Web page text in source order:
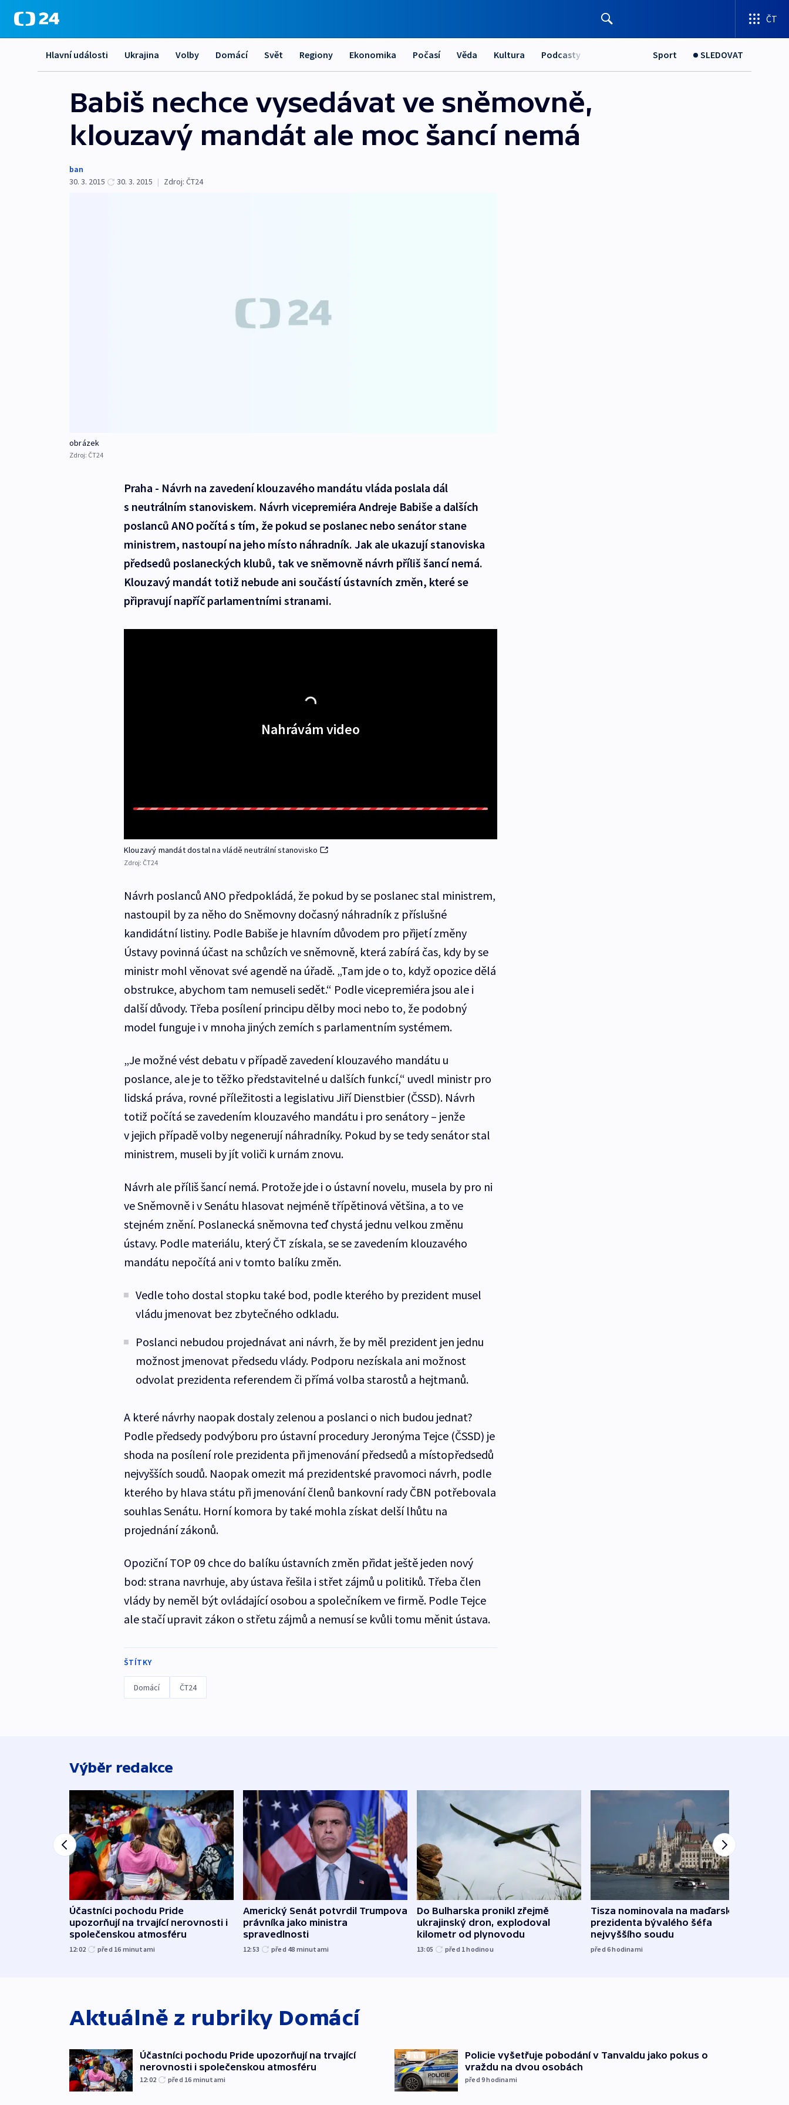
ČT
Hlavní události Ukrajina Volby Domácí Svět Regiony Ekonomika Počasí Věda Kultura Podcasty Sport SLEDOVAT
Babiš nechce vysedávat ve sněmovně,
klouzavý mandát ale moc šancí nemá
ban
30. 3. 2015
30. 3. 2015 | Zdroj: ČT24
obrázek
Zdroj: ČT24
Praha - Návrh na zavedení klouzavého mandátu vláda poslala dál
s neutrálním stanoviskem. Návrh vicepremiéra Andreje Babiše a dalších
poslanců ANO počítá s tím, že pokud se poslanec nebo senátor stane
ministrem, nastoupí na jeho místo náhradník. Jak ale ukazují stanoviska
předsedů poslaneckých klubů, tak ve sněmovně návrh příliš šancí nemá.
Klouzavý mandát totiž nebude ani součástí ústavních změn, které se
připravují napříč parlamentními stranami.
Nahrávám video
Klouzavý mandát dostal na vládě neutrální stanovisko
Zdroj: ČT24
Návrh poslanců ANO předpokládá, že pokud by se poslanec stal ministrem,
nastoupil by za něho do Sněmovny dočasný náhradník z příslušné
kandidátní listiny. Podle Babiše je hlavním důvodem pro přijetí změny
Ústavy povinná účast na schůzích ve sněmovně, která zabírá čas, kdy by se
ministr mohl věnovat své agendě na úřadě. „Tam jde o to, když opozice dělá
obstrukce, abychom tam nemuseli sedět.“ Podle vicepremiéra jsou ale i
další důvody. Třeba posílení principu dělby moci nebo to, že podobný
model funguje i v mnoha jiných zemích s parlamentním systémem.
„Je možné vést debatu v případě zavedení klouzavého mandátu u
poslance, ale je to těžko představitelné u dalších funkcí,“ uvedl ministr pro
lidská práva, rovné příležitosti a legislativu Jiří Dienstbier (ČSSD). Návrh
totiž počítá se zavedením klouzavého mandátu i pro senátory – jenže
v jejich případě volby negenerují náhradníky. Pokud by se tedy senátor stal
ministrem, museli by jít voliči k urnám znovu.
Návrh ale příliš šancí nemá. Protože jde i o ústavní novelu, musela by pro ni
ve Sněmovně i v Senátu hlasovat nejméně třípětinová většina, a to ve
stejném znění. Poslanecká sněmovna teď chystá jednu velkou změnu
ústavy. Podle materiálu, který ČT získala, se se zavedením klouzavého
mandátu nepočítá ani v tomto balíku změn.
Vedle toho dostal stopku také bod, podle kterého by prezident musel
vládu jmenovat bez zbytečného odkladu.
Poslanci nebudou projednávat ani návrh, že by měl prezident jen jednu
možnost jmenovat předsedu vlády. Podporu nezískala ani možnost
odvolat prezidenta referendem či přímá volba starostů a hejtmanů.
A které návrhy naopak dostaly zelenou a poslanci o nich budou jednat?
Podle předsedy podvýboru pro ústavní procedury Jeronýma Tejce (ČSSD) je
shoda na posílení role prezidenta při jmenování předsedů a místopředsedů
nejvyšších soudů. Naopak omezit má prezidentské pravomoci návrh, podle
kterého by hlava státu při jmenování členů bankovní rady ČBN potřebovala
souhlas Senátu. Horní komora by také mohla získat delší lhůtu na
projednání zákonů.
Opoziční TOP 09 chce do balíku ústavních změn přidat ještě jeden nový
bod: strana navrhuje, aby ústava řešila i střet zájmů u politiků. Třeba člen
vlády by neměl být ovládající osobou a společníkem ve firmě. Podle Tejce
ale stačí upravit zákon o střetu zájmů a nemusí se kvůli tomu měnit ústava.
ŠTÍTKY
Domácí ČT24
Výběr redakce
Účastníci pochodu Pride
upozorňují na trvající nerovnosti i
společenskou atmosféru
12:02 před 16 minutami
Americký Senát potvrdil Trumpova
právníka jako ministra
spravedlnosti
12:53 před 48 minutami
Do Bulharska pronikl zřejmě
ukrajinský dron, explodoval
kilometr od plynovodu
13:05 před 1hodinou
Tisza nominovala na maďarského
prezidenta bývalého šéfa
nejvyššího soudu
před 6hodinami
Aktuálně z rubriky Domácí
Účastníci pochodu Pride upozorňují na trvající
nerovnosti i společenskou atmosféru
12:02 před 16 minutami
Policie vyšetřuje pobodání v Tanvaldu jako pokus o
vraždu na dvou osobách
před 9hodinami